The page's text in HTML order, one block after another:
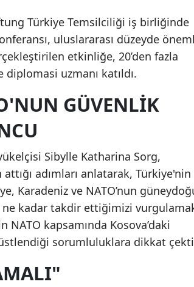
Türkiye Temsilciliği iş birliğinde
uluslararası düzeyde
etkinliğe, 20’den fazla
uzmanı katıldı.
GÜVENLIK
Sibylle Katharina Sorg,
adımları anlatarak, Türkiye'nin
Karadeniz ve NATO’nun
kadar takdir ettiğimizi
kapsamında Kosova’daki
üstlendiği sorumluluklara dikkat